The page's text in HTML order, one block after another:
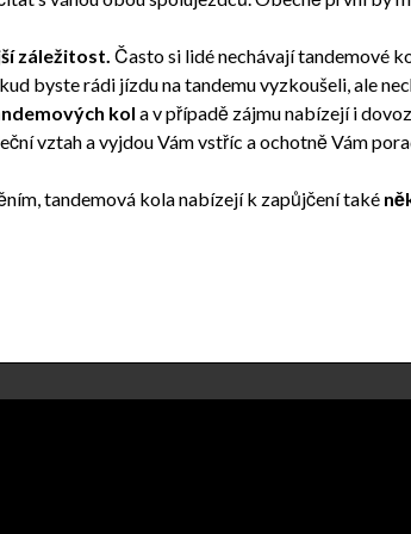
záležitost. Často si lidé nechávají tandemové
byste rádi jízdu na tandemu vyzkoušeli, ale
kol a v případě zájmu nabízejí i
vztah a vyjdou Vám vstříc a ochotně Vám
tandemová kola nabízejí k zapůjčení také